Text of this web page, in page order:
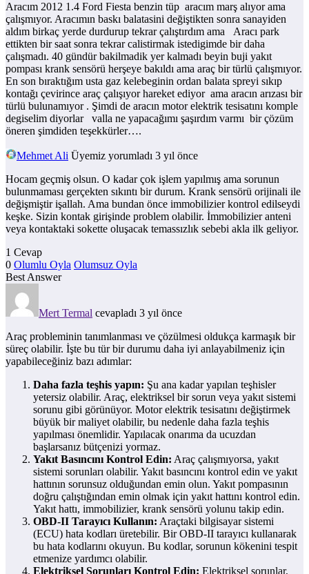
Aracım 2012 1.4 Ford Fiesta benzin tüp aracım marş alıyor ama
çalışmıyor. Aracımın baskı balatasini değiştikten sonra sanayiden
aldım birkaç yerde durdurup tekrar çalıştırdım ama Aracı park
ettikten bir saat sonra tekrar calistirmak istedigimde bir daha
çalışmadı. 40 gündür bakilmadik yer kalmadı beyin buji yakıt
pompası krank sensörü herşeye bakıldı ama araç bir türlü çalışmıyor.
En son bıraktığım usta gaz kelebeginin ordan balata spreyi sıkıp
kontağı çevirince araç çalışıyor hareket ediyor ama aracın arızası bir
türlü bulunamıyor . Şimdi de aracın motor elektrik tesisatını komple
degiselim diyorlar valla ne yapacağımı şaşırdım varmı bir çözüm
öneren şimdiden teşekkürler….
Mehmet Ali Üyemiz yorumladı 3 yıl önce
Hocam geçmiş olsun. O kadar çok işlem yapılmış ama sorunun
bulunmaması gerçekten sıkıntı bir durum. Krank sensörü orijinali ile
değişmiştir işallah. Ama bundan önce immobilizier kontrol edilseydi
keşke. Sizin kontak girişinde problem olabilir. İmmobilizier anteni
veya kontaktaki sokette oluşacak temassızlık sebebi akla ilk geliyor.
1 Cevap
0 Olumlu Oyla Olumsuz Oyla
Best Answer
Mert Termal cevapladı 3 yıl önce
Araç probleminin tanımlanması ve çözülmesi oldukça karmaşık bir
süreç olabilir. İşte bu tür bir durumu daha iyi anlayabilmeniz için
yapabileceğiniz bazı adımlar:
Daha fazla teşhis yapın: Şu ana kadar yapılan teşhisler
yetersiz olabilir. Araç, elektriksel bir sorun veya yakıt sistemi
sorunu gibi görünüyor. Motor elektrik tesisatını değiştirmek
büyük bir maliyet olabilir, bu nedenle daha fazla teşhis
yapılması önemlidir. Yapılacak onarıma da ucuzdan
başlarsanız bütçenizi yormaz.
Yakıt Basıncını Kontrol Edin: Araç çalışmıyorsa, yakıt
sistemi sorunları olabilir. Yakıt basıncını kontrol edin ve yakıt
hattının sorunsuz olduğundan emin olun. Yakıt pompasının
doğru çalıştığından emin olmak için yakıt hattını kontrol edin.
Yakıt hattı, immobilizier, krank sensörü yolunu takip edin.
OBD-II Tarayıcı Kullanın: Araçtaki bilgisayar sistemi
(ECU) hata kodları üretebilir. Bir OBD-II tarayıcı kullanarak
bu hata kodlarını okuyun. Bu kodlar, sorunun kökenini tespit
etmenize yardımcı olabilir.
Elektriksel Sorunları Kontrol Edin: Elektriksel sorunlar,